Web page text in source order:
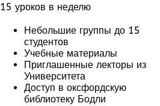
15 уроков в неделю
Небольшие группы до 15
студентов
Учебные материалы
Приглашенные лекторы из
Университета
Доступ в оксфордскую
библиотеку Бодли